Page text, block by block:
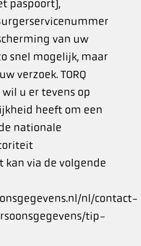
paspoort),
van uw
snel mogelijk, maar
verzoek. TORQ
wil u er tevens op
heeft om een
nationale
kan via de volgende
nl/contact-
tip-